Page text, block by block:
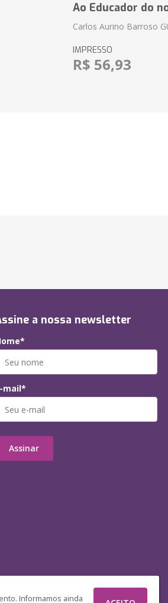
Informamos ainda
Ao Educador do
Carlos Aurino Barroso
IMPRESSO
R$ 56,93
a nossa newsletter
mail*
Assinar